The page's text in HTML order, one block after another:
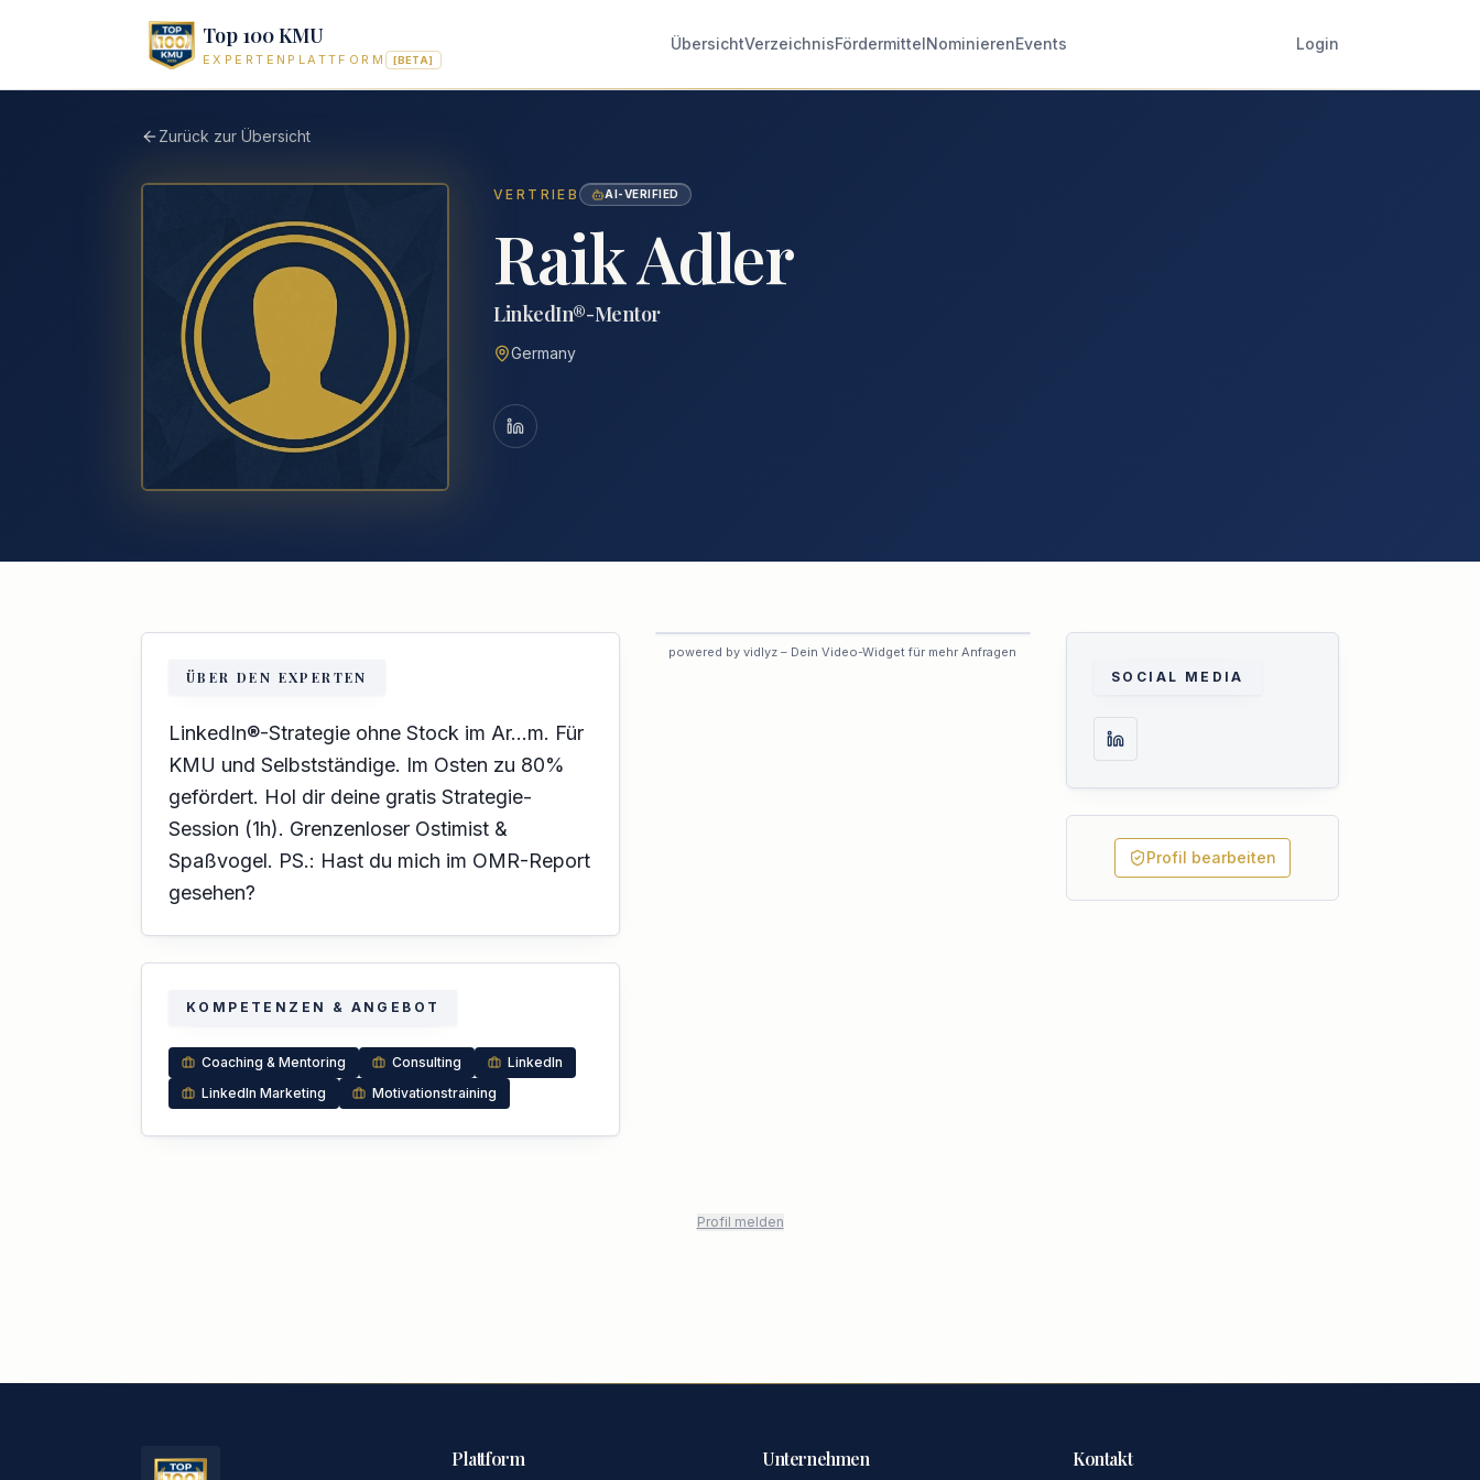
Top 100 KMU
EXPERTENPLATTFORM [BETA]
ÜbersichtVerzeichnisFördermittelNominierenEvents Login
Zurück zur Übersicht
VERTRIEB AI-VERIFIED
Raik Adler
LinkedIn®-Mentor
Germany
ÜBER DEN EXPERTEN
LinkedIn®-Strategie ohne Stock im Ar...m. Für
KMU und Selbstständige. Im Osten zu 80%
gefördert. Hol dir deine gratis Strategie-
Session (1h). Grenzenloser Ostimist &
Spaßvogel. PS.: Hast du mich im OMR-Report
gesehen?
KOMPETENZEN & ANGEBOT
Coaching & Mentoring Consulting
LinkedIn
LinkedIn Marketing
Motivationstraining
powered by vidlyz – Dein Video-Widget für mehr Anfragen
SOCIAL MEDIA
Profil bearbeiten
Profil melden
Plattform Unternehmen Kontakt